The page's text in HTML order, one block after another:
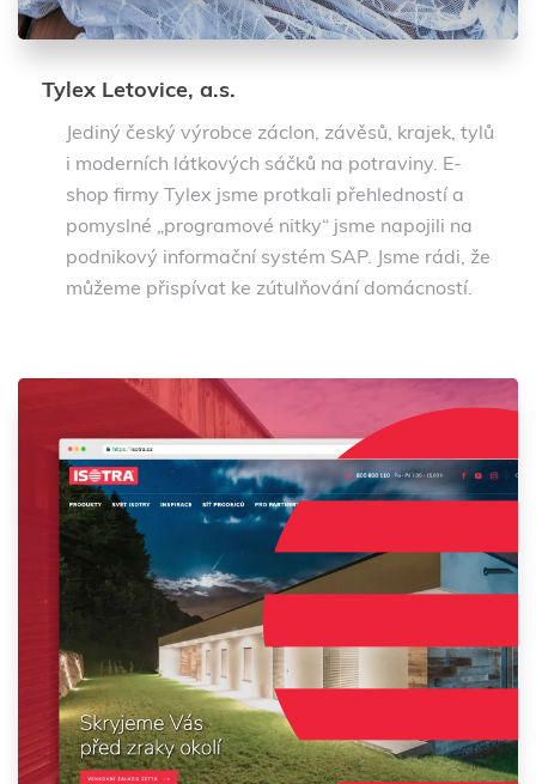
Tylex Letovice, a.s.
Jediný český výrobce záclon, závěsů, krajek, tylů
i moderních látkových sáčků na potraviny. E-
shop firmy Tylex jsme protkali přehledností a
pomyslné „programové nitky“ jsme napojili na
podnikový informační systém SAP. Jsme rádi, že
můžeme přispívat ke zútulňování domácností.